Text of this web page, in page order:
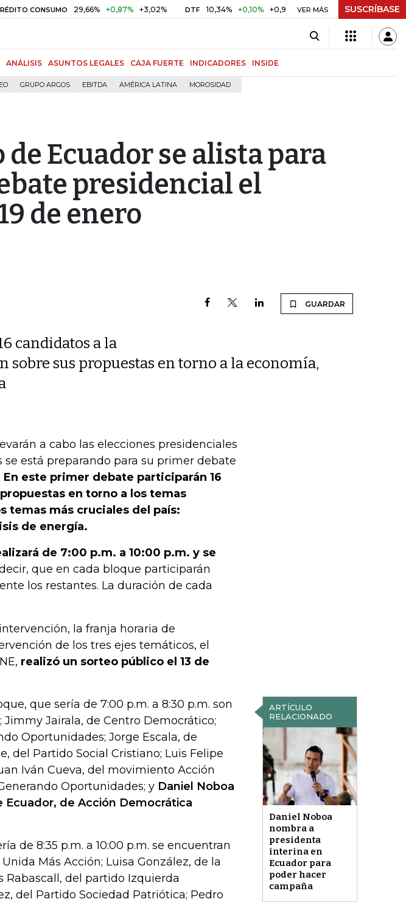
29,66% +0,87% +3,02% DTF 10,34% +0,10% +0,98% UVR $ 416,86 +$ 0,05 +0,01%
VER MÁS SUSCRÍBASE
ANÁLISIS ASUNTOS LEGALES CAJA FUERTE INDICADORES INSIDE
GRUPO ARGOS EBITDA AMÉRICA LATINA MOROSIDAD
Ecuador se alista para
presidencial el
de enero
GUARDAR
candidatos a la
sobre sus propuestas en torno a la economía,
a cabo las elecciones presidenciales
se está preparando para su primer debate
En este primer debate participarán 16
en torno a los temas
temas más cruciales del país:
de energía.
de 7:00 p.m. a 10:00 p.m. y se
que en cada bloque participarán
los restantes. La duración de cada
la franja horaria de
de los tres ejes temáticos, el
realizó un sorteo público el 13 de
ARTÍCULO
RELACIONADO
Daniel Noboa
nombra a
presidenta
interina en
Ecuador para
poder hacer
campaña
que sería de 7:00 p.m. a 8:30 p.m. son
Jimmy Jairala, de Centro Democrático;
Oportunidades; Jorge Escala, de
del Partido Social Cristiano; Luis Felipe
Iván Cueva, del movimiento Acción
Oportunidades; y Daniel Noboa
de Acción Democrática
de 8:35 p.m. a 10:00 p.m. se encuentran
Más Acción; Luisa González, de la
Rabascall, del partido Izquierda
del Partido Sociedad Patriótica; Pedro